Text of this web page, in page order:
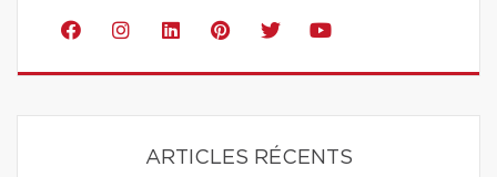
ARTICLES RÉCENTS